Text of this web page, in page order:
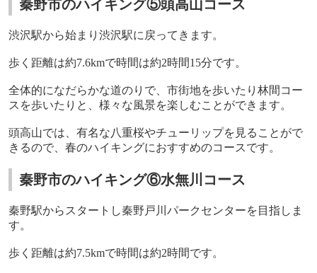
秦野市のハイキング⑤頭高山コース
渋沢駅から始まり渋沢駅に戻ってきます。
歩く距離は約7.6kmで時間は約2時間15分です。
全体的になだらかな道のりで、市街地を歩いたり林間コー
スを歩いたりと、様々な風景を楽しむことができます。
頭高山では、有名な八重桜やチューリップを見ることがで
きるので、春のハイキングにおすすめのコースです。
秦野市のハイキング⑥水無川コース
秦野駅からスタートし秦野戸川パークセンターを目指しま
す。
歩く距離は約7.5kmで時間は約2時間です。